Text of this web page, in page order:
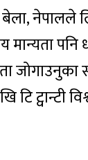
नेपालले
पनि
टि